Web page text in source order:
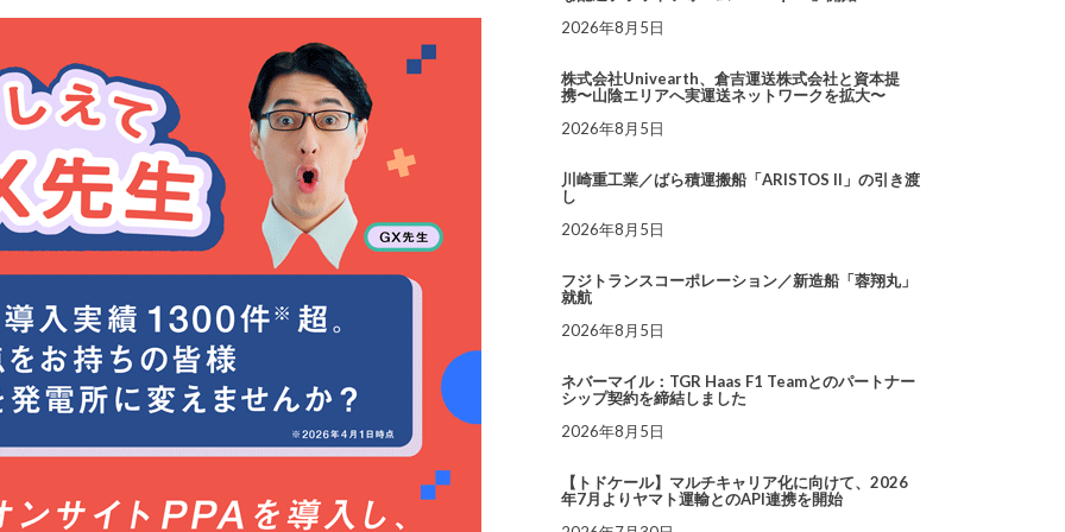
2026年8月5日
株式会社Univearth、倉吉運送株式会社と資本提
携〜山陰エリアへ実運送ネットワークを拡大〜
2026年8月5日
川崎重工業／ばら積運搬船「ARISTOS II」の引き渡
し
2026年8月5日
フジトランスコーポレーション／新造船「蓉翔丸」
就航
2026年8月5日
ネバーマイル：TGR Haas F1 Teamとのパートナー
シップ契約を締結しました
2026年8月5日
【トドケール】マルチキャリア化に向けて、2026
年7月よりヤマト運輸とのAPI連携を開始